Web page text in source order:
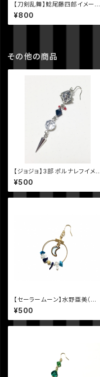
【刀剣乱舞】鯰尾藤四郎イメージ
ストラップ
¥800
その他の商品
【ジョジョ】3部 ポルナレフイメ
ージピアス
¥500
【セーラームーン】水野亜美（セ
ーラーマーキュリー）イメージ天
然石と月のピアス
¥500